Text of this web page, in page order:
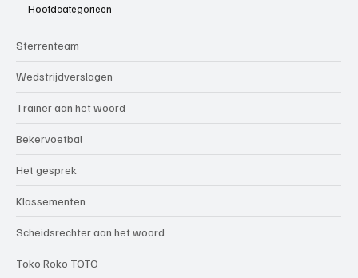
Hoofdcategorieën
Sterrenteam
Wedstrijdverslagen
Trainer aan het woord
Bekervoetbal
Het gesprek
Klassementen
Scheidsrechter aan het woord
Toko Roko TOTO